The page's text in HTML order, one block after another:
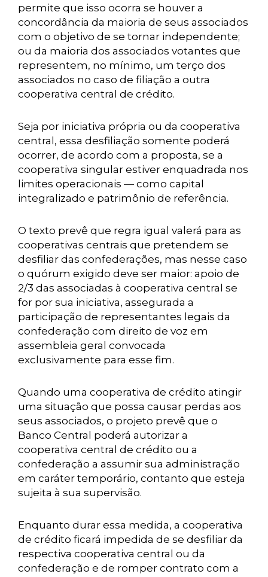
permite que isso ocorra se houver a
concordância da maioria de seus associados
com o objetivo de se tornar independente;
ou da maioria dos associados votantes que
representem, no mínimo, um terço dos
associados no caso de filiação a outra
cooperativa central de crédito.
Seja por iniciativa própria ou da cooperativa
central, essa desfiliação somente poderá
ocorrer, de acordo com a proposta, se a
cooperativa singular estiver enquadrada nos
limites operacionais — como capital
integralizado e patrimônio de referência.
O texto prevê que regra igual valerá para as
cooperativas centrais que pretendem se
desfiliar das confederações, mas nesse caso
o quórum exigido deve ser maior: apoio de
2/3 das associadas à cooperativa central se
for por sua iniciativa, assegurada a
participação de representantes legais da
confederação com direito de voz em
assembleia geral convocada
exclusivamente para esse fim.
Quando uma cooperativa de crédito atingir
uma situação que possa causar perdas aos
seus associados, o projeto prevê que o
Banco Central poderá autorizar a
cooperativa central de crédito ou a
confederação a assumir sua administração
em caráter temporário, contanto que esteja
sujeita à sua supervisão.
Enquanto durar essa medida, a cooperativa
de crédito ficará impedida de se desfiliar da
respectiva cooperativa central ou da
confederação e de romper contrato com a